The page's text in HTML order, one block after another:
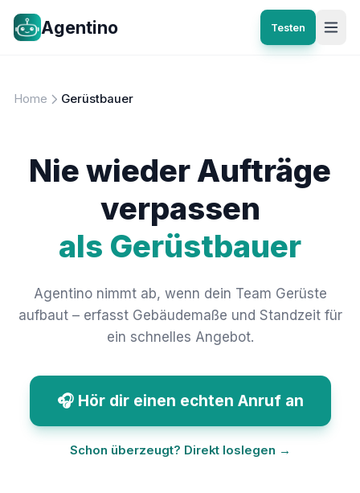
Agentino Testen
Home Gerüstbauer
Nie wieder Aufträge
verpassen
als Gerüstbauer
Agentino nimmt ab, wenn dein Team Gerüste
aufbaut – erfasst Gebäudemaße und Standzeit für
ein schnelles Angebot.
🎧 Hör dir einen echten Anruf an
Schon überzeugt? Direkt loslegen →